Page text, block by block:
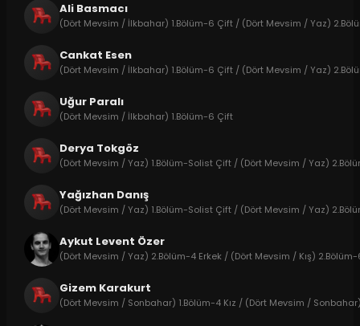
Ali Basmacı
(Dört Mevsim / İlkbahar) 1.Bölüm-6 Çift / (Dört Mevsim / Yaz)
Cankat Esen
(Dört Mevsim / İlkbahar) 1.Bölüm-6 Çift / (Dört Mevsim / Yaz)
Uğur Paralı
(Dört Mevsim / İlkbahar) 1.Bölüm-6 Çift
Derya Tokgöz
(Dört Mevsim / Yaz) 1.Bölüm-Solist Çift / (Dört Mevsim / Yaz)
Yağızhan Danış
(Dört Mevsim / Yaz) 1.Bölüm-Solist Çift / (Dört Mevsim / Yaz)
Aykut Levent Özer
(Dört Mevsim / Yaz) 2.Bölüm-4 Erkek / (Dört Mevsim / Kış)
Gizem Karakurt
(Dört Mevsim / Sonbahar) 1.Bölüm-4 Kız / (Dört Mevsim /